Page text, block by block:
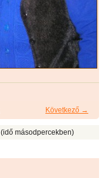
Következő →
(idő másodpercekben)